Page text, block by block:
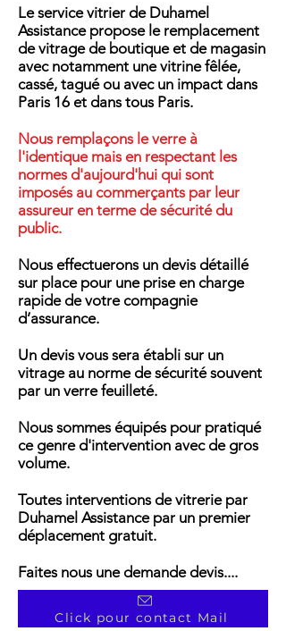
Le service vitrier de Duhamel
Assistance propose le remplacement
de vitrage de boutique et de magasin
avec notamment une vitrine fêlée,
cassé, tagué ou avec un impact dans
Paris 16 et dans tous Paris.
Nous remplaçons le verre à
l'identique mais en respectant les
normes d'aujourd'hui qui sont
imposés au commerçants par leur
assureur en terme de sécurité du
public.
Nous effectuerons un devis détaillé
sur place pour une prise en charge
rapide de votre compagnie
d’assurance.
Un devis vous sera établi sur un
vitrage au norme de sécurité souvent
par un verre feuilleté.
Nous sommes équipés pour pratiqué
ce genre d'intervention avec de gros
volume.
Toutes interventions de vitrerie par
Duhamel Assistance par un premier
déplacement gratuit.
Faites nous une demande devis....
Click pour contact Mail